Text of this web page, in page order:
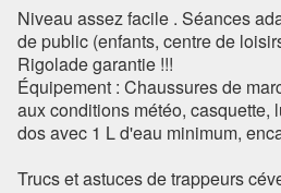
Niveau assez facile . Séances
de public (enfants, centre de
Rigolade garantie !!!
Équipement : Chaussures de
aux conditions météo, casquette,
dos avec 1 L d'eau minimum,
Trucs et astuces de trappeurs